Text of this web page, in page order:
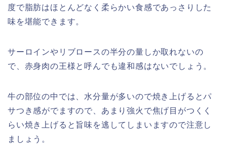
度で脂肪はほとんどなく柔らかい食感であっさりした
味を堪能できます。
サーロインやリブロースの半分の量しか取れないの
で、赤身肉の王様と呼んでも違和感はないでしょう。
牛の部位の中では、水分量が多いので焼き上げるとパ
サつき感がでますので、あまり強火で焦げ目がつくく
らい焼き上げると旨味を逃してしまいますので注意し
ましょう。